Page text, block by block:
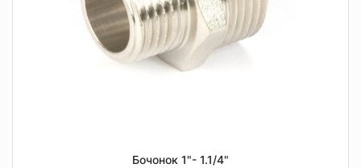
Бочонок 1"- 1.1/4"